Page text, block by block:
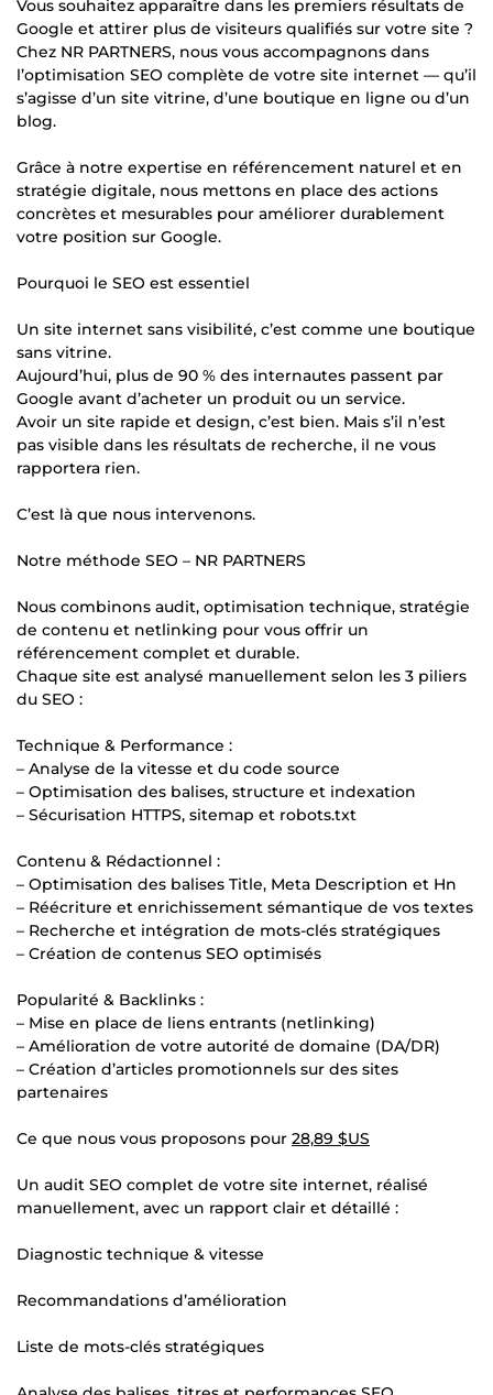
Vous souhaitez apparaître dans les premiers résultats de
Google et attirer plus de visiteurs qualifiés sur votre site ?
Chez NR PARTNERS, nous vous accompagnons dans
l’optimisation SEO complète de votre site internet — qu’il
s’agisse d’un site vitrine, d’une boutique en ligne ou d’un
blog.
Grâce à notre expertise en référencement naturel et en
stratégie digitale, nous mettons en place des actions
concrètes et mesurables pour améliorer durablement
votre position sur Google.
Pourquoi le SEO est essentiel
Un site internet sans visibilité, c’est comme une boutique
sans vitrine.
Aujourd’hui, plus de 90 % des internautes passent par
Google avant d’acheter un produit ou un service.
Avoir un site rapide et design, c’est bien. Mais s’il n’est
pas visible dans les résultats de recherche, il ne vous
rapportera rien.
C’est là que nous intervenons.
Notre méthode SEO – NR PARTNERS
Nous combinons audit, optimisation technique, stratégie
de contenu et netlinking pour vous offrir un
référencement complet et durable.
Chaque site est analysé manuellement selon les 3 piliers
du SEO :
Technique & Performance :
– Analyse de la vitesse et du code source
– Optimisation des balises, structure et indexation
– Sécurisation HTTPS, sitemap et robots.txt
Contenu & Rédactionnel :
– Optimisation des balises Title, Meta Description et Hn
– Réécriture et enrichissement sémantique de vos textes
– Recherche et intégration de mots-clés stratégiques
– Création de contenus SEO optimisés
Popularité & Backlinks :
– Mise en place de liens entrants (netlinking)
– Amélioration de votre autorité de domaine (DA/DR)
– Création d’articles promotionnels sur des sites
partenaires
Ce que nous vous proposons pour 28,89 $US
Un audit SEO complet de votre site internet, réalisé
manuellement, avec un rapport clair et détaillé :
Diagnostic technique & vitesse
Recommandations d’amélioration
Liste de mots-clés stratégiques